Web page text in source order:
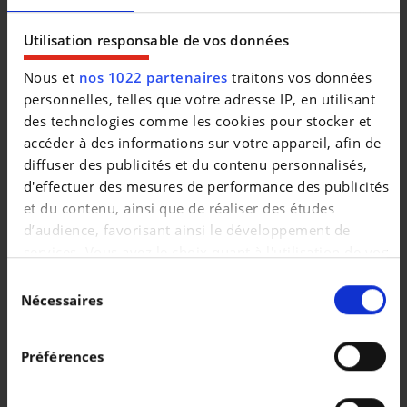
Utilisation responsable de vos données
Nous et nos 1022 partenaires traitons vos données
personnelles, telles que votre adresse IP, en utilisant
des technologies comme les cookies pour stocker et
accéder à des informations sur votre appareil, afin de
diffuser des publicités et du contenu personnalisés,
d'effectuer des mesures de performance des publicités
et du contenu, ainsi que de réaliser des études
d’audience, favorisant ainsi le développement de
services. Vous avez le choix quant à l'utilisation de vos
retirer votre consentement à tout moment en
consultant la Déclaration relative aux cookies ou en
duNécessaires
Préférences
147.975 EUR 0 km
Taycan